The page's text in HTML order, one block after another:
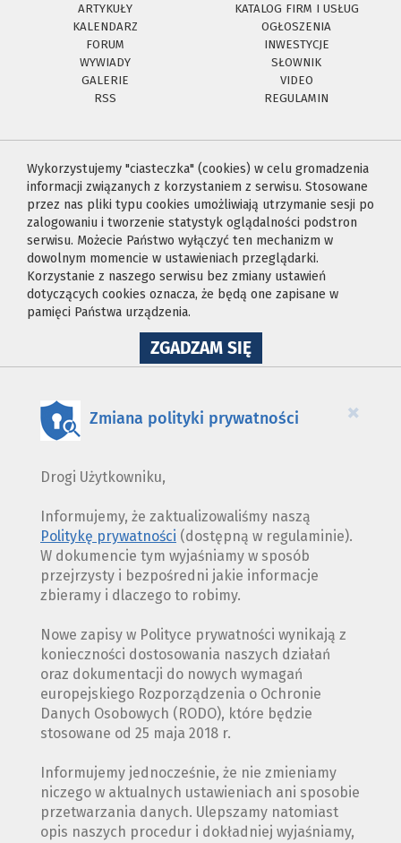
ARTYKUŁY
KATALOG FIRM I USŁUG
KALENDARZ
OGŁOSZENIA
FORUM
INWESTYCJE
WYWIADY
SŁOWNIK
GALERIE
VIDEO
RSS
REGULAMIN
Wykorzystujemy "ciasteczka" (cookies) w celu gromadzenia
informacji związanych z korzystaniem z serwisu. Stosowane
przez nas pliki typu cookies umożliwiają utrzymanie sesji po
zalogowaniu i tworzenie statystyk oglądalności podstron
serwisu. Możecie Państwo wyłączyć ten mechanizm w
dowolnym momencie w ustawieniach przeglądarki.
Korzystanie z naszego serwisu bez zmiany ustawień
dotyczących cookies oznacza, że będą one zapisane w
pamięci Państwa urządzenia.
ZGADZAM SIĘNA
WYKORZYSTANIE
×
Zmiana polityki prywatności
Drogi Użytkowniku,
Informujemy, że zaktualizowaliśmy naszą
Politykę prywatności (dostępną w regulaminie).
W dokumencie tym wyjaśniamy w sposób
przejrzysty i bezpośredni jakie informacje
zbieramy i dlaczego to robimy.
Nowe zapisy w Polityce prywatności wynikają z
konieczności dostosowania naszych działań
oraz dokumentacji do nowych wymagań
europejskiego Rozporządzenia o Ochronie
Danych Osobowych (RODO), które będzie
stosowane od 25 maja 2018 r.
Informujemy jednocześnie, że nie zmieniamy
niczego w aktualnych ustawieniach ani sposobie
przetwarzania danych. Ulepszamy natomiast
opis naszych procedur i dokładniej wyjaśniamy,